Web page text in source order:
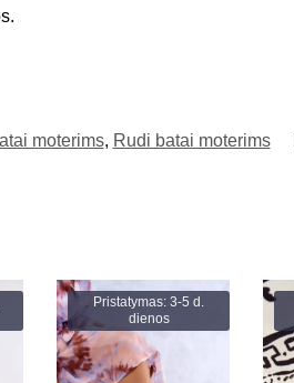
moterims, Rudi batai moterims
Pristatymas: 3-5 d.
dienos